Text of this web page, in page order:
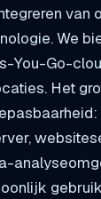
van
We
You-Go-
Het